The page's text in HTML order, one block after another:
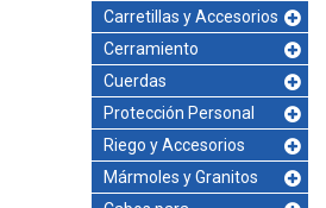
Carretillas y Accesorios
Cerramiento
Cuerdas
Protección Personal
Riego y Accesorios
Mármoles y Granitos